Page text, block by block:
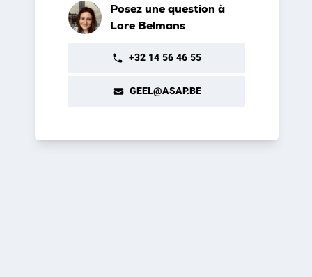
Posez une question à
Lore Belmans
+32 14 56 46 55
GEEL@ASAP.BE